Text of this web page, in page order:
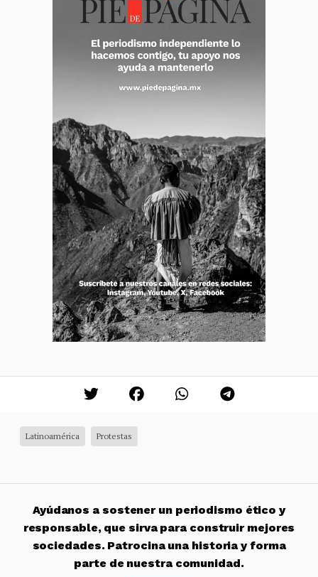
Latinoamérica Protestas
Ayúdanos a sostener un periodismo ético y
responsable, que sirva para construir mejores
sociedades. Patrocina una historia y forma
parte de nuestra comunidad.